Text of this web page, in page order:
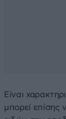
Είναι
μπορεί επίσης